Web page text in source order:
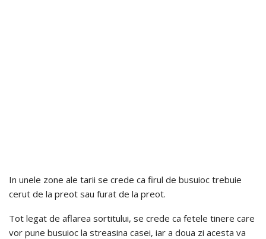
In unele zone ale tarii se crede ca firul de busuioc trebuie
cerut de la preot sau furat de la preot.
Tot legat de aflarea sortitului, se crede ca fetele tinere care
vor pune busuioc la streasina casei, iar a doua zi acesta va